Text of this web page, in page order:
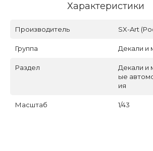
Характеристики
Производитель SX-Art
Группа Декали и
Раздел
Декали и
ые
ия
Масштаб 1/43